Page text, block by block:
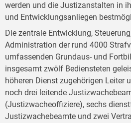
werden und die Justizanstalten in
und Entwicklungsanliegen
Die zentrale Entwicklung,
Administration der rund 4000
umfassenden Grundaus- und
insgesamt zwölf Bediensteten
höheren Dienst zugehörigen Leiter
noch drei leitende
(Justizwacheoffiziere), sechs
Justizwachebeamte und zwei